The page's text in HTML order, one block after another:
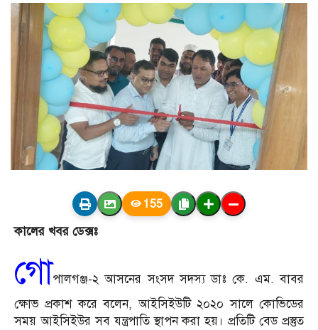
155
কালের খবর ডেক্সঃ
গোপালগঞ্জ-২ আসনের সংসদ সদস্য ডাঃ কে. এম. বাবর
ক্ষোভ প্রকাশ করে বলেন, আইসিইউটি ২০২০ সালে কোভিডের
সময় আইসিইউর সব যন্ত্রপাতি স্থাপন করা হয়। প্রতিটি বেড প্রস্তুত